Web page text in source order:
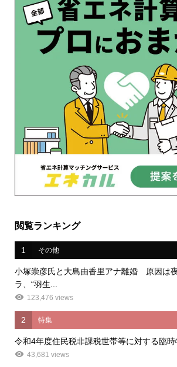
閲覧ランキング
1 その他
小塚崇彦氏と大島由香里アナ離婚 原因は
ラ、“羽生...
123,476 views
2 特集
令和4年度住民税非課税世帯等に対する臨
43,681 views